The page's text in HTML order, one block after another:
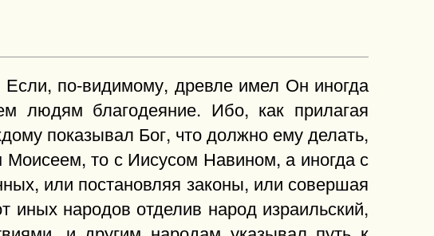
по-видимому, древле имел Он иногда
людям благодеяние. Ибо, как прилагая
показывал Бог, что должно ему делать,
Моисеем, то с Иисусом Навином, а иногда с
или постановляя законы, или совершая
иных народов отделив народ израильский,